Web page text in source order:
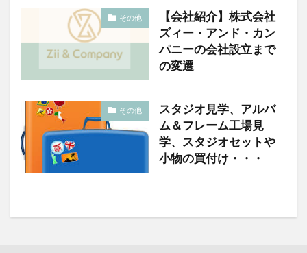
その他
【会社紹介】株式会社
ズィー・アンド・カン
パニーの会社設立まで
の変遷
その他
スタジオ見学、アルバ
ム＆フレーム工場見
学、スタジオセットや
小物の買付け・・・